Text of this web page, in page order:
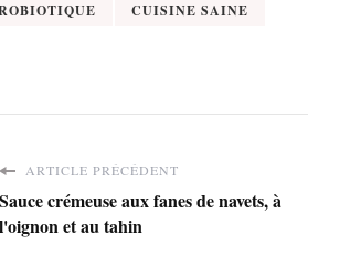
CUISINE SAINE
ARTICLE PRÉCÉDENT
Sauce crémeuse aux fanes de navets, à
l'oignon et au tahin